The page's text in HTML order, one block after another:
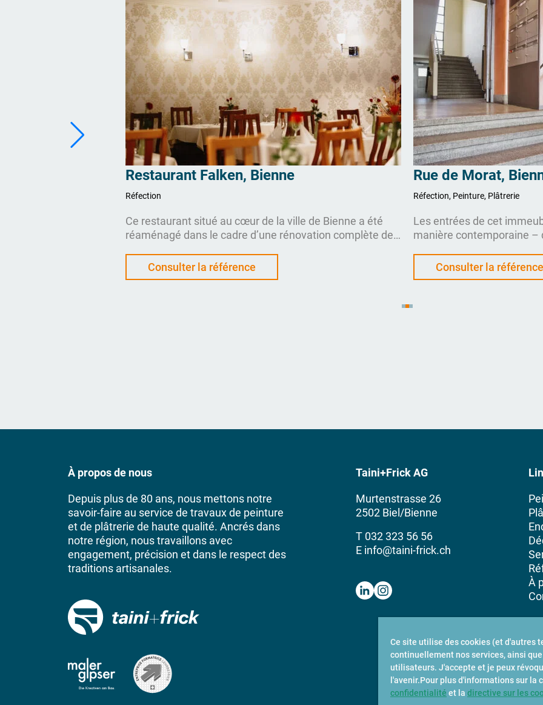
Restaurant Falken, Bienne
Réfection
Ce restaurant situé au cœur de la ville de Bienne a été
réaménagé dans le cadre d’une rénovation complète de
responsable, une image d’ensemble stylée a été créée,
marquée par des travaux de tapisserie raffinés et des
Consulter la référence
Rue de Morat,
Réfection, Peinture, Plâtrerie
Les entrées de cet
manière contemporaine –
concepts d’éclairage
marquant : un revêtement
Consulter la référence
À propos de nous
Depuis plus de 80 ans, nous mettons notre
savoir-faire au service de travaux de peinture
et de plâtrerie de haute qualité. Ancrés dans
notre région, nous travaillons avec
engagement, précision et dans le respect des
traditions artisanales.
Taini+Frick AG
Murtenstrasse 26
2502 Biel/Bienne
T 032 323 56 56
E info@taini-frick.ch
À
Ce site utilise des cookies (et d'autres
continuellement nos services, ainsi
utilisateurs. J'accepte et je peux
l'avenir.Pour plus d'informations sur la
confidentialité et la directive sur les